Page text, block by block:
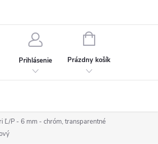
Prihlásenie
NÁKUPNÝ
Prázdny košík
Ľ/P - 6 mm - chróm, transparentné